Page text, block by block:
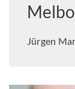
Jürgen